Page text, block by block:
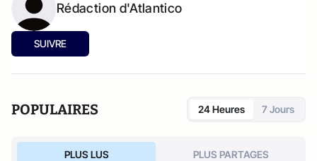
Rédaction d'Atlantico
SUIVRE
POPULAIRES 24 Heures 7 Jours
PLUS LUS PLUS PARTAGES